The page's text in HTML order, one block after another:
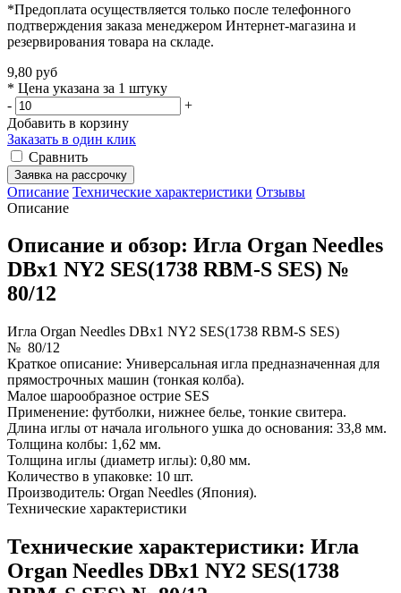
*Предоплата осуществляется только после телефонного
подтверждения заказа менеджером Интернет-магазина и
резервирования товара на складе.
9,80 руб
* Цена указана за 1 штуку
-
+
Добавить в корзину
Заказать в один клик
Сравнить
Заявка на рассрочку
Описание Технические характеристики Отзывы
Описание
Описание и обзор: Игла Organ Needles
DBx1 NY2 SES(1738 RBM-S SES) №
80/12
Игла Organ Needles DBx1 NY2 SES(1738 RBM-S SES)
№ 80/12
Краткое описание: Универсальная игла предназначенная для
прямострочных машин (тонкая колба).
Малое шарообразное острие SES
Применение: футболки, нижнее белье, тонкие свитера.
Длина иглы от начала игольного ушка до основания: 33,8 мм.
Толщина колбы: 1,62 мм.
Толщина иглы (диаметр иглы): 0,80 мм.
Количество в упаковке: 10 шт.
Производитель: Organ Needles (Япония).
Технические характеристики
Технические характеристики: Игла
Organ Needles DBx1 NY2 SES(1738